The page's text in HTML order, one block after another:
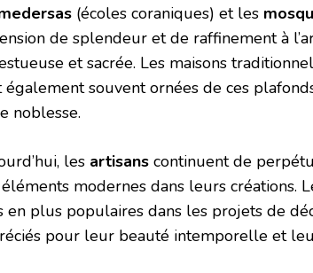
(écoles coraniques) et les
de splendeur et de raffinement à
et sacrée. Les maisons
également souvent ornées de ces
noblesse.
les artisans continuent de
modernes dans leurs créations.
en plus populaires dans les projets de
pour leur beauté intemporelle et